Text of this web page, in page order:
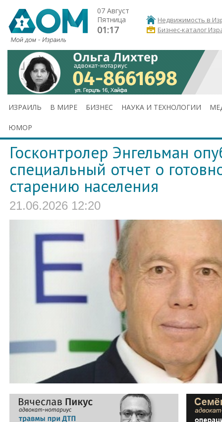
07 Август
Пятница
01:17
Недвижимость в
Бизнес-каталог
ИЗРАИЛЬ В МИРЕ БИЗНЕС НАУКА И ТЕХНОЛОГИИ
ЮМОР
Госконтролер Энгельман
специальный отчет о
старению населения
21.06.2026 12:20